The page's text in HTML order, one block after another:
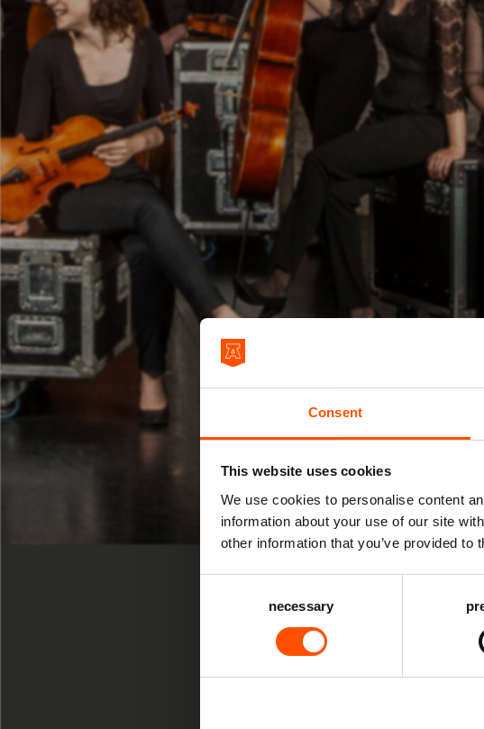
Consent
This website uses cookies
We use cookies to personalise content
information about your use of our site
other information that you’ve provided
necessary
Dromen,
GROTE KERK KLASSIEK
15:00 uur De Grote Kerk